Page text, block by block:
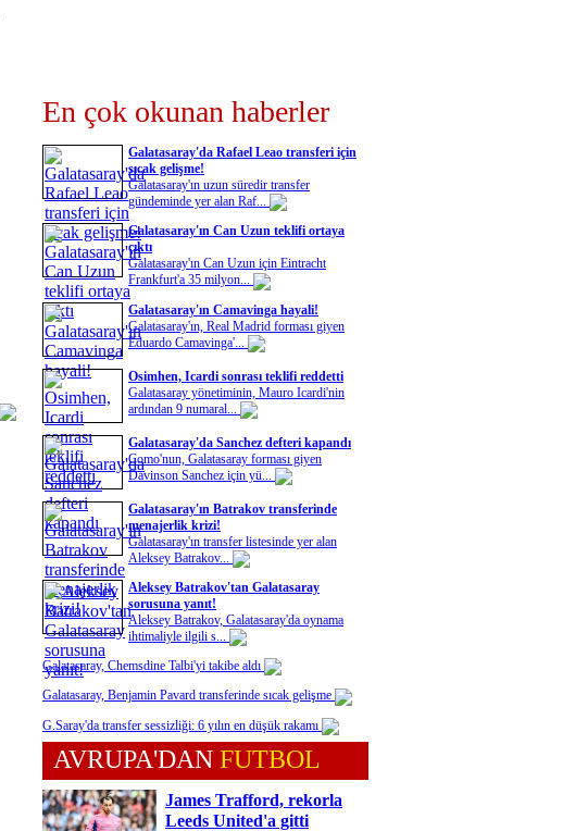
En çok okunan haberler
Galatasaray'da Rafael Leao transferi için
sıcak gelişme!
Galatasaray'ın uzun süredir transfer
gündeminde yer alan Raf...
Galatasaray'ın Can Uzun teklifi ortaya
çıktı
Galatasaray'ın Can Uzun için Eintracht
Frankfurt'a 35 milyon...
Galatasaray'ın Camavinga hayali!
Galatasaray'ın, Real Madrid forması giyen
Eduardo Camavinga'...
Osimhen, Icardi sonrası teklifi reddetti
Galatasaray yönetiminin, Mauro Icardi'nin
ardından 9 numaral...
Galatasaray'da Sanchez defteri kapandı
Como'nun, Galatasaray forması giyen
Davinson Sanchez için yü...
Galatasaray'ın Batrakov transferinde
menajerlik krizi!
Galatasaray'ın transfer listesinde yer alan
Aleksey Batrakov...
Aleksey Batrakov'tan Galatasaray
sorusuna yanıt!
Aleksey Batrakov, Galatasaray'da oynama
ihtimaliyle ilgili s...
Galatasaray, Chemsdine Talbi'yi takibe aldı
Galatasaray, Benjamin Pavard transferinde sıcak gelişme
G.Saray'da transfer sessizliği: 6 yılın en düşük rakamı
AVRUPA'DAN FUTBOL
James Trafford, rekorla
Leeds United'a gitti